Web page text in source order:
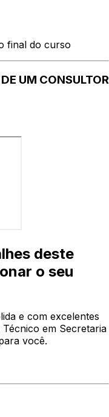
final do curso
UM CONSULTOR
deste
o seu
e com excelentes
em Secretaria
você.